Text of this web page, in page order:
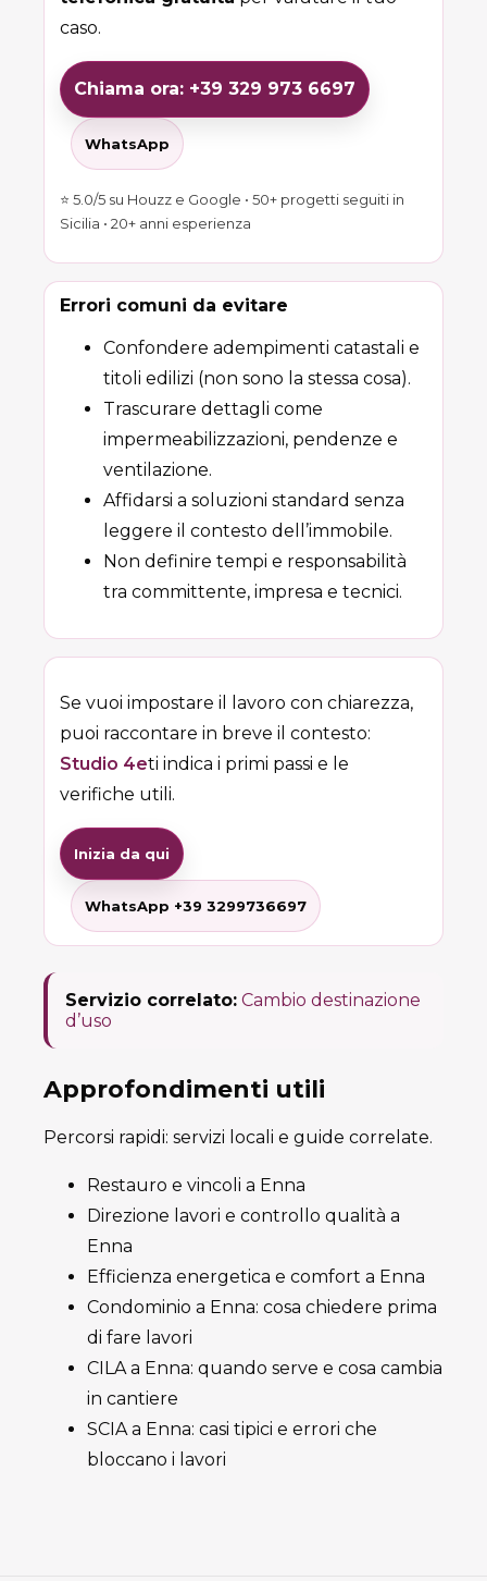
caso.
Chiama ora: +39 329 973 6697
WhatsApp
⭐ 5.0/5 su Houzz e Google • 50+ progetti seguiti in
Sicilia • 20+ anni esperienza
Errori comuni da evitare
Confondere adempimenti catastali e
titoli edilizi (non sono la stessa cosa).
Trascurare dettagli come
impermeabilizzazioni, pendenze e
ventilazione.
Affidarsi a soluzioni standard senza
leggere il contesto dell’immobile.
Non definire tempi e responsabilità
tra committente, impresa e tecnici.
Se vuoi impostare il lavoro con chiarezza,
puoi raccontare in breve il contesto:
Studio 4eti indica i primi passi e le
verifiche utili.
Inizia da qui
WhatsApp +39 3299736697
Servizio correlato: Cambio destinazione
d’uso
Approfondimenti utili
Percorsi rapidi: servizi locali e guide correlate.
Restauro e vincoli a Enna
Direzione lavori e controllo qualità a
Enna
Efficienza energetica e comfort a Enna
Condominio a Enna: cosa chiedere prima
di fare lavori
CILA a Enna: quando serve e cosa cambia
in cantiere
SCIA a Enna: casi tipici e errori che
bloccano i lavori